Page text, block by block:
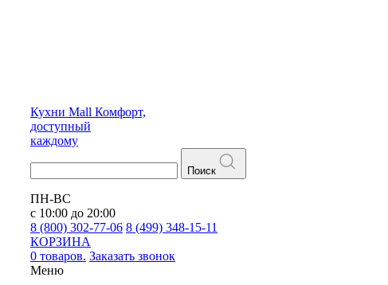
Кухни Mall Комфорт,
доступный
каждому
Поиск
ПН-ВС
с 10:00 до 20:00
8 (800) 302-77-06 8 (499) 348-15-11
КОРЗИНА
0 товаров. Заказать звонок
Меню